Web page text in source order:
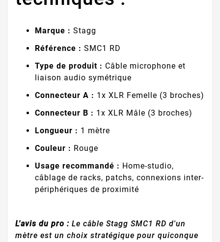
Marque : Stagg
Référence : SMC1 RD
Type de produit : Câble microphone et
liaison audio symétrique
Connecteur A : 1x XLR Femelle (3 broches)
Connecteur B : 1x XLR Mâle (3 broches)
Longueur : 1 mètre
Couleur : Rouge
Usage recommandé : Home-studio,
câblage de racks, patchs, connexions inter-
périphériques de proximité
L'avis du pro : Le câble Stagg SMC1 RD d'un
mètre est un choix stratégique pour quiconque